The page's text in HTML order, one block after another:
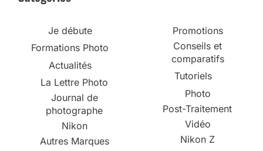
Je débute
Formations Photo
Actualités
La Lettre Photo
Journal de
photographe
Nikon
Autres Marques
Promotions
Conseils et
comparatifs
Tutoriels
Photo
Post-Traitement
Vidéo
Nikon Z